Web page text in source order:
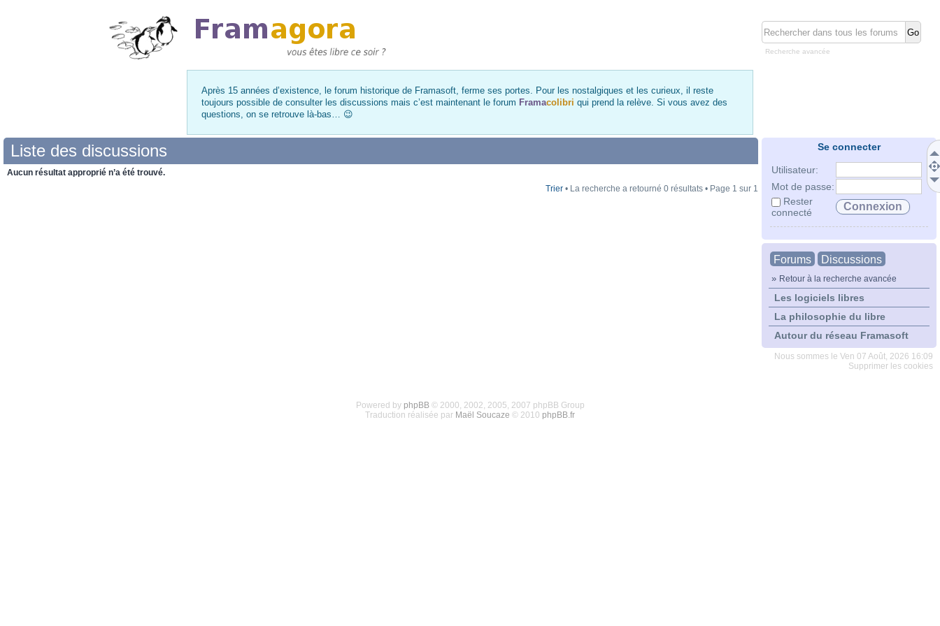
Recherche avancée
Après 15 années d’existence, le forum historique de Framasoft, ferme ses portes. Pour les nostalgiques et les curieux, il reste
toujours possible de consulter les discussions mais c’est maintenant le forum Framacolibri qui prend la relève. Si vous avez des
questions, on se retrouve là-bas… 😉
Se connecter
Utilisateur:
Mot de passe:
Rester
connecté
Forums Discussions
» Retour à la recherche avancée
Les logiciels libres
La philosophie du libre
Autour du réseau Framasoft
Nous sommes le Ven 07 Août, 2026 16:09
Supprimer les cookies
Liste des discussions
Aucun résultat approprié n’a été trouvé.
Trier • La recherche a retourné 0 résultats • Page 1 sur 1
Powered by phpBB© 2000, 2002, 2005, 2007 phpBB Group
Traduction réalisée par Maël Soucaze © 2010 phpBB.fr